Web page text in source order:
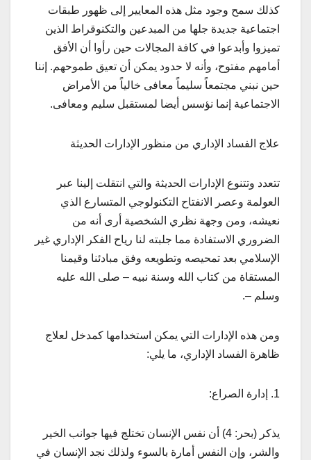
كذلك سمح وجود مثل هذه المعايير إلى ظهور طبقات
اجتماعية جديدة جلها من المبدعين والتكنوقراط الذين
تميزوا وأبدعوا في كافة المجالات حين رأوا أن الأفق
أمامهم مفتوح، وأنه لا حدود يمكن أن تعيق طموحهم. إننا
حين نبني مجتمعاً سليماً معافى خالياً من الأمراض
الاجتماعية إنما نؤسس أيضا لمستقبل سليم ومعافى.
علاج الفساد الإداري من منظور الإدارات الحديثة
تتعدد وتتنوع الإدارات الحديثة والتي انتقلت إلينا عبر
العولمة وعصر الانفتاح التكنولوجي المتسارع الذي
نعيشه، ومن وجهة نظري الشخصية أرى أنه من
الضروري الاستفادة مما جلبته لنا رياح الفكر الإداري غير
الإسلامي بعد تمحيصه وتطويعه وفق مبادئنا وقيمنا
المستقاة من كتاب الله وسنة نبيه – صلى الله عليه
وسلم –.
ومن هذه الإدارات التي يمكن استخدامها كمدخل لعلاج
ظاهرة الفساد الإداري، ما يلي:
1. إدارة الصراع:
يذكر (بحر: 4) أن نفس الإنسان تختلج فيها جوانب الخير
والشر، وإن النفس أمارة بالسوء ولذلك نجد الإنسان في